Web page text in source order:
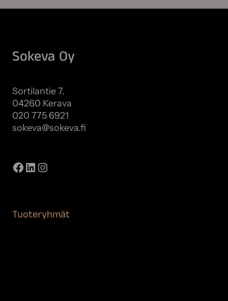
Sokeva Oy
Sortilantie 7,
04260 Kerava
020 775 6921
sokeva@sokeva.fi
Facebook
LinkedIn
Instagram
Tuoteryhmät